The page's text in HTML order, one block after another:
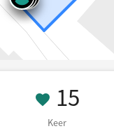
3
15
15
Keer